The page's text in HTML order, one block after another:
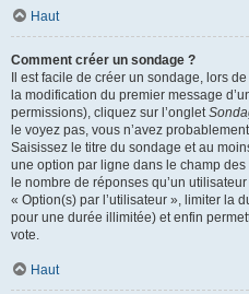
Haut
Comment créer un sondage ?
Il est facile de créer un sondage, lors
la modification du premier message
permissions), cliquez sur l’onglet
le voyez pas, vous n’avez
Saisissez le titre du sondage et au
une option par ligne dans le champ
le nombre de réponses qu’un
« Option(s) par l’utilisateur », limiter la
pour une durée illimitée) et enfin
vote.
Haut